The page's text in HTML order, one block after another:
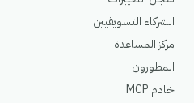
الشركاء التسويقيين
مركز المساعدة
المطورون
خادم MCP